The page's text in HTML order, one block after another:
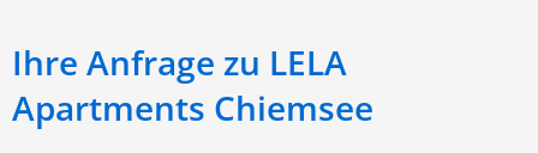
Ihre Anfrage zu LELA
Apartments Chiemsee